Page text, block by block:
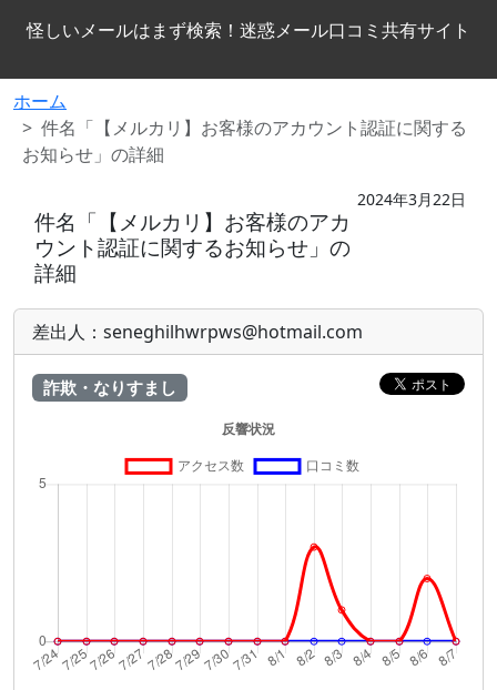
怪しいメールはまず検索！迷惑メール口コミ共有サイト
ホーム
件名「【メルカリ】お客様のアカウント認証に関する
お知らせ」の詳細
件名「【メルカリ】お客様のアカ
ウント認証に関するお知らせ」の
詳細
2024年3月22日
差出人：seneghilhwrpws@hotmail.com
詐欺・なりすまし